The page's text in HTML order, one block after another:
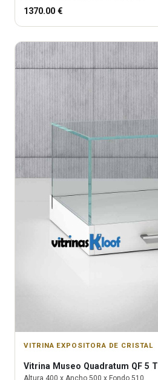
1370.00 €
VITRINA EXPOSITORA DE CRISTAL
Vitrina Museo Quadratum QF 5 T